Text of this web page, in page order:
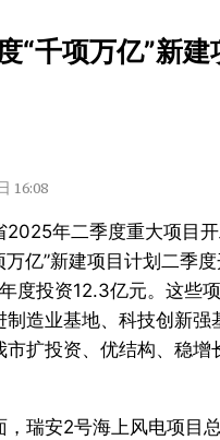
“千项万亿”新建
16:08
2025年二季度重大项目
亿”新建项目计划二季
度投资12.3亿元。这些
造业基地、科技创新强
市扩投资、优结构、稳增
，瑞安2号海上风电项目